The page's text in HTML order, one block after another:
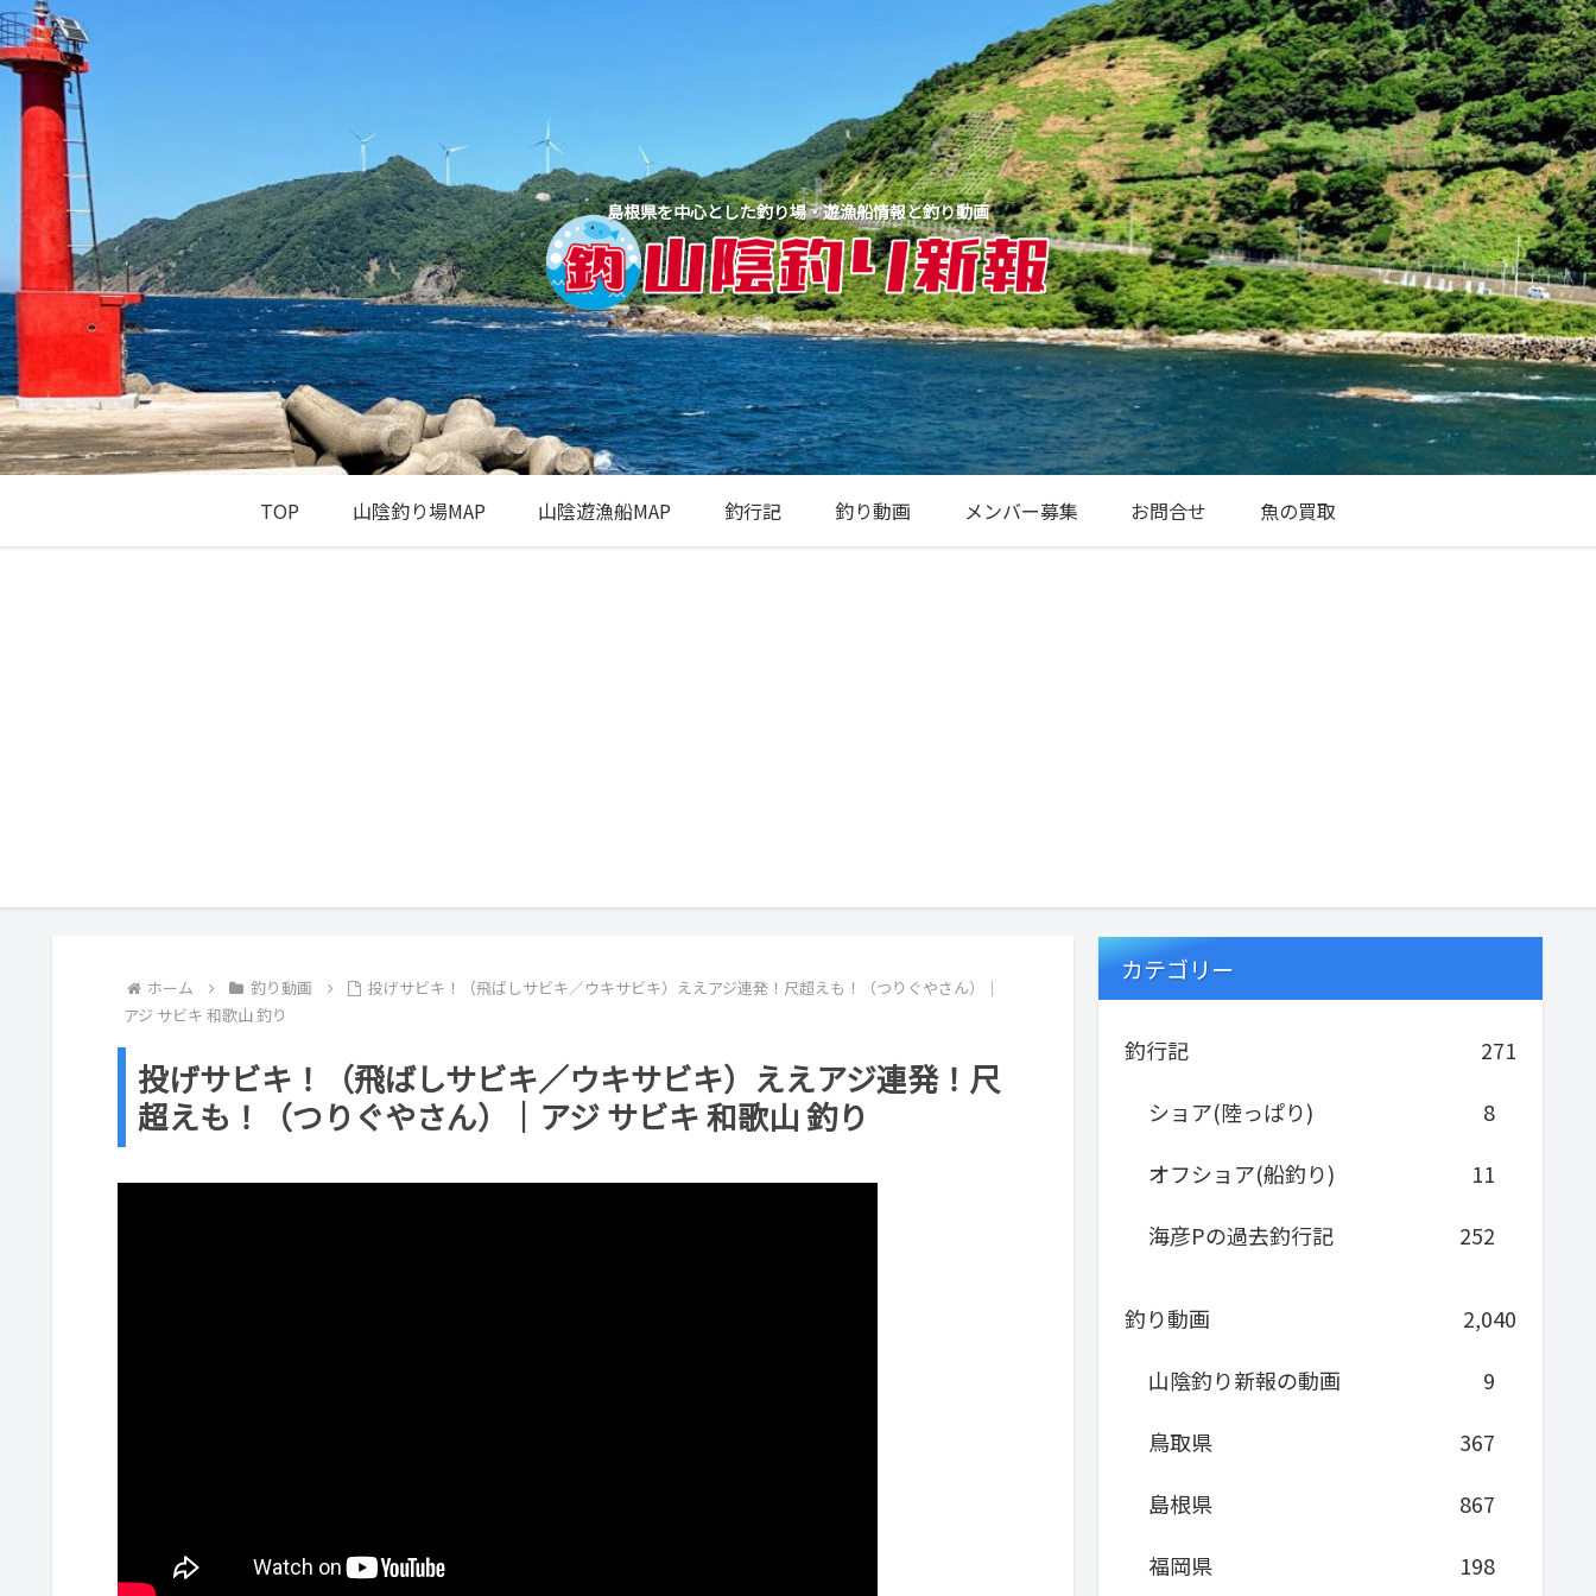
島根県を中心とした釣り場・遊漁船情報と釣り動画
TOP 山陰釣り場MAP 山陰遊漁船MAP 釣行記 釣り動画 メンバー募集 お問合せ 魚の買取
ホーム 釣り動画
投げサビキ！（飛ばしサビキ／ウキサビキ）ええアジ連発！尺超えも！（つりぐやさん）｜
アジ サビキ 和歌山 釣り
投げサビキ！（飛ばしサビキ／ウキサビキ）ええアジ連発！尺
超えも！（つりぐやさん）｜アジ サビキ 和歌山 釣り
カテゴリー
釣行記
271
ショア(陸っぱり)
8
オフショア(船釣り)
11
海彦Pの過去釣行記
252
釣り動画
2,040
山陰釣り新報の動画
9
鳥取県
367
島根県
867
福岡県
198